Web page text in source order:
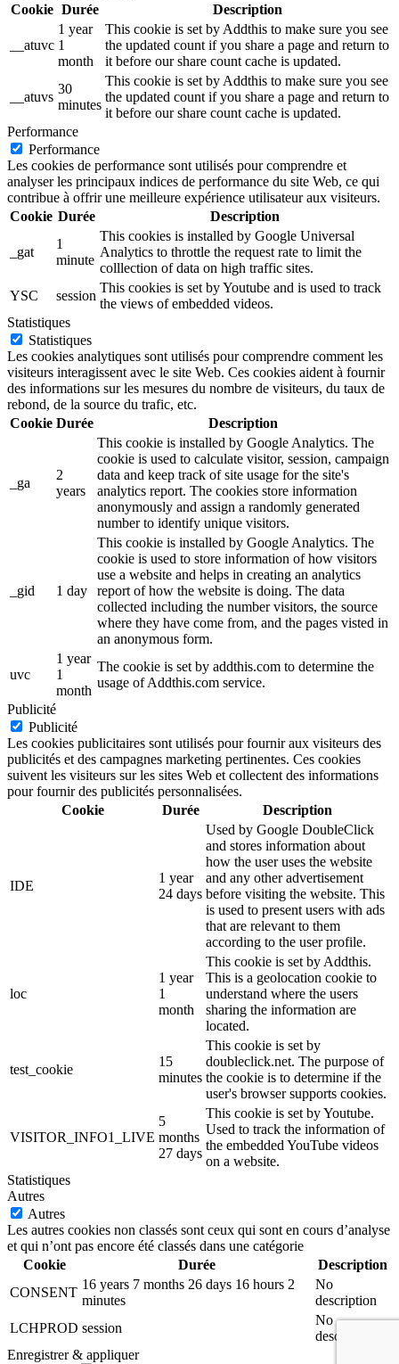
Cookie Durée Description
__atuvc
1 year
1
month
This cookie is set by Addthis to make sure you see
the updated count if you share a page and return to
it before our share count cache is updated.
__atuvs
30
minutes
This cookie is set by Addthis to make sure you see
the updated count if you share a page and return to
it before our share count cache is updated.
Performance
Performance
Les cookies de performance sont utilisés pour comprendre et
analyser les principaux indices de performance du site Web, ce qui
contribue à offrir une meilleure expérience utilisateur aux visiteurs.
Cookie Durée Description
_gat
1
minute
This cookies is installed by Google Universal
Analytics to throttle the request rate to limit the
colllection of data on high traffic sites.
YSC
session
This cookies is set by Youtube and is used to track
the views of embedded videos.
Statistiques
Statistiques
Les cookies analytiques sont utilisés pour comprendre comment les
visiteurs interagissent avec le site Web. Ces cookies aident à fournir
des informations sur les mesures du nombre de visiteurs, du taux de
rebond, de la source du trafic, etc.
Cookie Durée Description
_ga
2
years
This cookie is installed by Google Analytics. The
cookie is used to calculate visitor, session, campaign
data and keep track of site usage for the site's
analytics report. The cookies store information
anonymously and assign a randomly generated
number to identify unique visitors.
_gid 1 day
This cookie is installed by Google Analytics. The
cookie is used to store information of how visitors
use a website and helps in creating an analytics
report of how the website is doing. The data
collected including the number visitors, the source
where they have come from, and the pages visted in
an anonymous form.
uvc
1 year
1
month
The cookie is set by addthis.com to determine the
usage of Addthis.com service.
Publicité
Publicité
Les cookies publicitaires sont utilisés pour fournir aux visiteurs des
publicités et des campagnes marketing pertinentes. Ces cookies
suivent les visiteurs sur les sites Web et collectent des informations
pour fournir des publicités personnalisées.
Cookie
Durée Description
IDE
1 year
24 days
Used by Google DoubleClick
and stores information about
how the user uses the website
and any other advertisement
before visiting the website. This
is used to present users with ads
that are relevant to them
according to the user profile.
loc
1 year
1
month
This cookie is set by Addthis.
This is a geolocation cookie to
understand where the users
sharing the information are
located.
test_cookie
15
minutes
This cookie is set by
doubleclick.net. The purpose of
the cookie is to determine if the
user's browser supports cookies.
VISITOR_INFO1_LIVE
5
months
27 days
This cookie is set by Youtube.
Used to track the information of
the embedded YouTube videos
on a website.
Statistiques
Autres
Autres
Les autres cookies non classés sont ceux qui sont en cours d’analyse
et qui n’ont pas encore été classés dans une catégorie
Cookie
Durée
Description
CONSENT
16 years 7 months 26 days 16 hours 2
minutes
No
description
LCHPROD session
No
description
Enregistrer & appliquer